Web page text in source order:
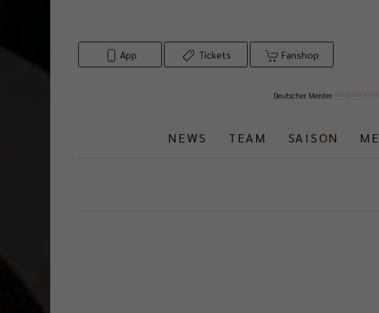
App Tickets Fanshop
Deutscher Meister
NEWS TEAM SAISON